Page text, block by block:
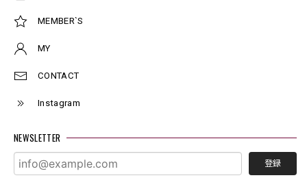
MEMBER`S
MY
CONTACT
Instagram
NEWSLETTER
登録